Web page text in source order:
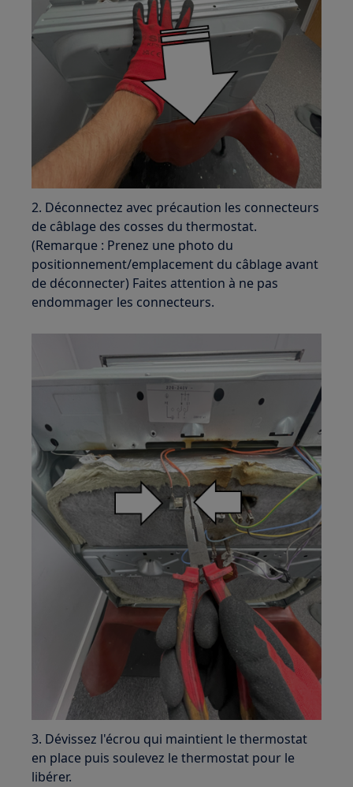
2. Déconnectez avec précaution les connecteurs
de câblage des cosses du thermostat.
(Remarque : Prenez une photo du
positionnement/emplacement du câblage avant
de déconnecter) Faites attention à ne pas
endommager les connecteurs.
3. Dévissez l'écrou qui maintient le thermostat
en place puis soulevez le thermostat pour le
libérer.